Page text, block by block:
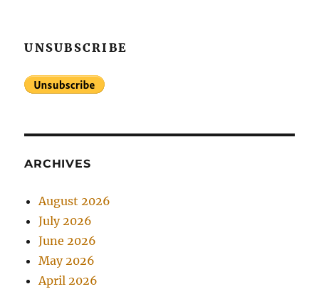
UNSUBSCRIBE
ARCHIVES
August 2026
July 2026
June 2026
May 2026
April 2026